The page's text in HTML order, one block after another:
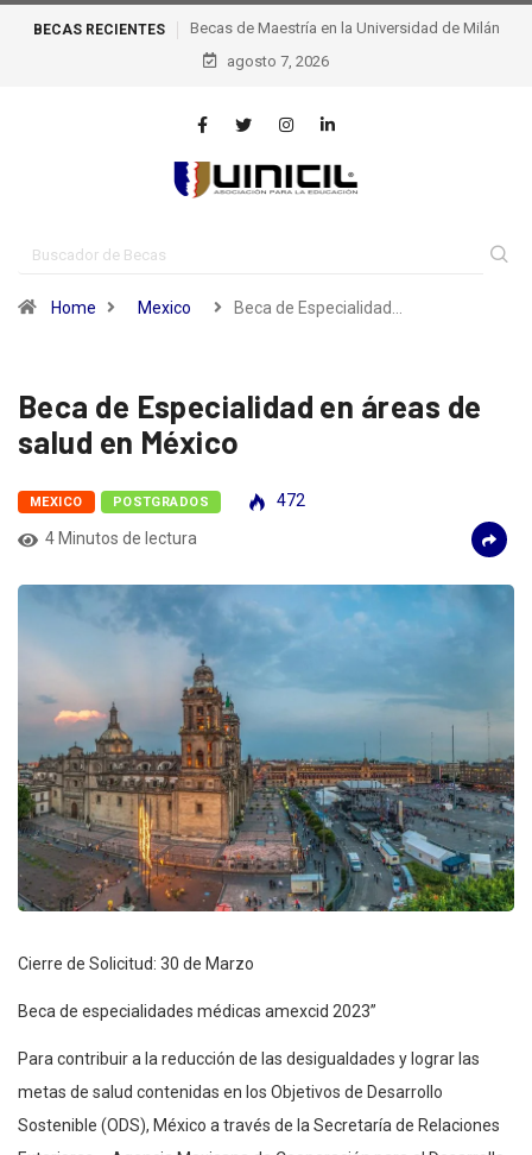
BECAS
Becas de excelencia de la escuela Politécnica Federal
de Lausana – epfl, Suiza
agosto 7, 2026
Home Mexico Beca de Especialidad…
Beca de Especialidad en áreas de
salud en México
MEXICO POSTGRADOS
472
4 Minutos de lectura
Cierre de Solicitud: 30 de Marzo
Beca de especialidades médicas amexcid 2023”
Para contribuir a la reducción de las desigualdades y lograr las
metas de salud contenidas en los Objetivos de Desarrollo
Sostenible (ODS), México a través de la Secretaría de Relaciones